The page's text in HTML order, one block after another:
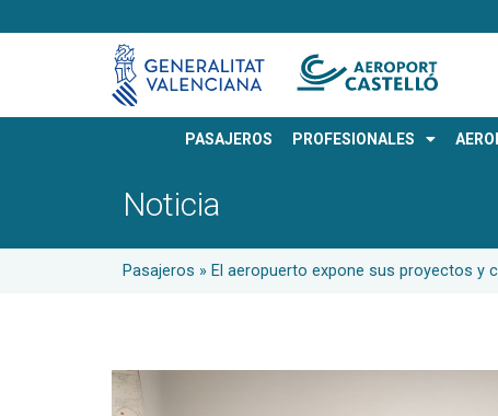
PASAJEROS PROFESIONALES
Noticia
Pasajeros » El aeropuerto expone sus proyectos y